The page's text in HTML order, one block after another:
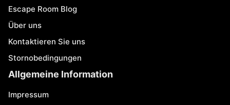
Escape Room Blog
Über uns
Kontaktieren Sie uns
Stornobedingungen
Allgemeine Information
Impressum